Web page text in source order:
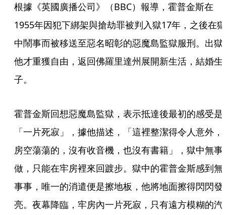
根據《英國廣播公司》（BBC）報導，霍普金斯在
1955年因犯下綁架與搶劫罪被判入獄17年，之後在獄
中鬧事而被移送至惡名昭彰的惡魔島監獄服刑。出獄
他才重獲自由，返回佛羅里達州展開新生活，結婚生
子。
霍普金斯回想惡魔島監獄，表示抵達後最初的感受是
「一片死寂」，據他描述，「這裡整潔得令人意外，
房空蕩蕩的，沒有收音機，也沒有書籍」，獄中無事
做，只能在牢房裡來回踱步。獄中的霍普金斯感到無
事事，唯一的消遣便是擦地板，他將地面擦得閃閃發
亮。夜幕降臨，牢房內一片死寂，只有遠方模糊的汽